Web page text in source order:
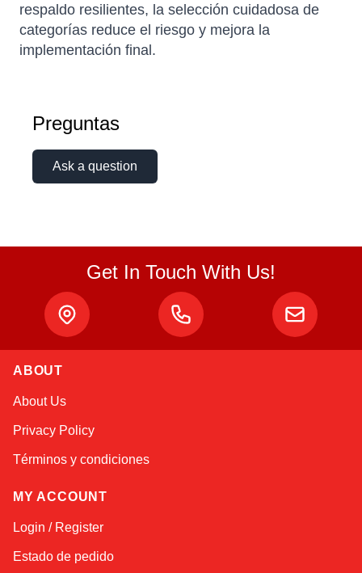
respaldo resilientes, la selección cuidadosa de
categorías reduce el riesgo y mejora la
implementación final.
Preguntas
Ask a question
Get In Touch With Us!
ABOUT
About Us
Privacy Policy
Términos y condiciones
MY ACCOUNT
Login / Register
Estado de pedido